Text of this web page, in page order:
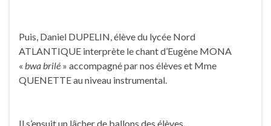
Puis, Daniel DUPELIN, élève du lycée Nord
ATLANTIQUE interprète le chant d’Eugène MONA
« bwa brilé » accompagné par nos élèves et Mme
QUENETTE au niveau instrumental.
Il s’ensuit un lâcher de ballons des élèves.